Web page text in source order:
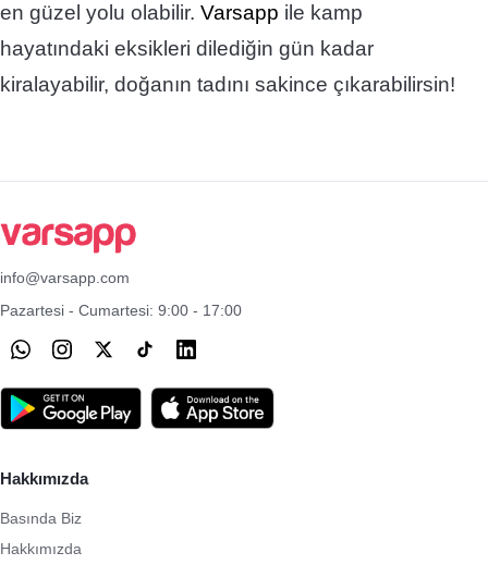
en güzel yolu olabilir. Varsapp ile kamp
hayatındaki eksikleri dilediğin gün kadar
kiralayabilir, doğanın tadını sakince çıkarabilirsin!
info@varsapp.com
Pazartesi - Cumartesi: 9:00 - 17:00
Hakkımızda
Basında Biz
Hakkımızda